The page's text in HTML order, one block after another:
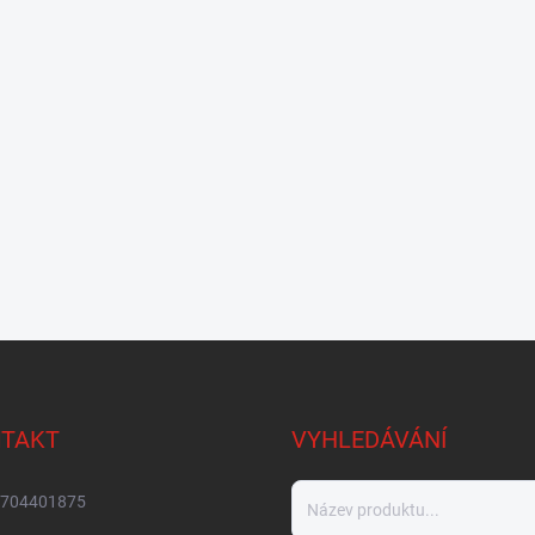
704401875
VYHLEDÁVÁNÍ